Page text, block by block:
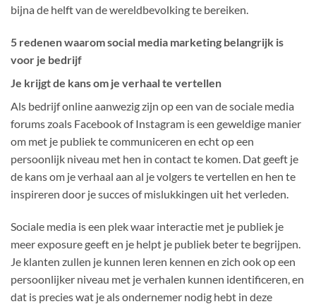
bijna de helft van de wereldbevolking te bereiken.
5 redenen waarom social media marketing belangrijk is
voor je bedrijf
Je krijgt de kans om je verhaal te vertellen
Als bedrijf online aanwezig zijn op een van de sociale media
forums zoals Facebook of Instagram is een geweldige manier
om met je publiek te communiceren en echt op een
persoonlijk niveau met hen in contact te komen. Dat geeft je
de kans om je verhaal aan al je volgers te vertellen en hen te
inspireren door je succes of mislukkingen uit het verleden.
Sociale media is een plek waar interactie met je publiek je
meer exposure geeft en je helpt je publiek beter te begrijpen.
Je klanten zullen je kunnen leren kennen en zich ook op een
persoonlijker niveau met je verhalen kunnen identificeren, en
dat is precies wat je als ondernemer nodig hebt in deze